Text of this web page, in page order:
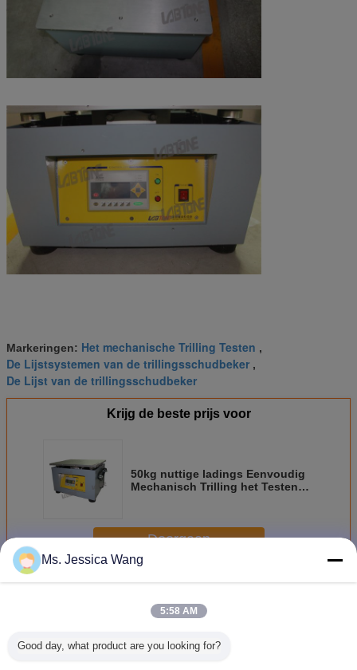
Markeringen: Het mechanische Trilling Testen ,
De Lijstsystemen van de trillingsschudbeker ,
De Lijst van de trillingsschudbeker
Krijg de beste prijs voor
50kg nuttige ladings Eenvoudig
Mechanisch Trilling het Testen
Doorgaan
MeerMechanische Schudbekerlijst
Ms. Jessica Wang
5:58 AM
Good day, what product are you looking for?